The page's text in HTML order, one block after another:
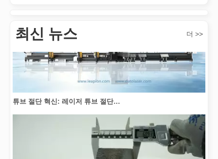
최신 뉴스 더 >>
튜브 절단 혁신: 레이저 튜브 절단기가 제조를 혁신하는 방법